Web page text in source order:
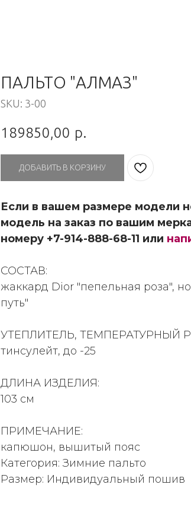
ПАЛЬТО "АЛМАЗ"
SKU: 3-00
189850,00 р.
ДОБАВИТЬ В КОРЗИНУ
Если в вашем размере модели
модель на заказ по вашим
номеру +7-914-888-68-11 или
СОСТАВ:
жаккард Dior "пепельная роза",
путь"
УТЕПЛИТЕЛЬ, ТЕМПЕРАТУРНЫЙ
тинсулейт, до -25
ДЛИНА ИЗДЕЛИЯ:
103 см
ПРИМЕЧАНИЕ:
капюшон, вышитый пояс
Категория: Зимние пальто
Размер: Индивидуальный пошив